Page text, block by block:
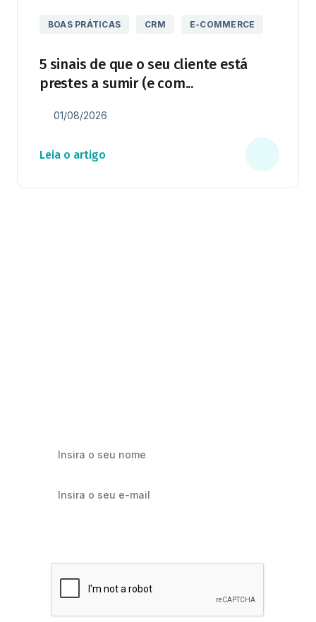
BOAS PRÁTICAS CRM E-COMMERCE
5 sinais de que o seu cliente está
prestes a sumir (e com...
01/08/2026
Leia o artigo